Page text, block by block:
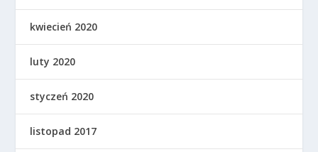
kwiecień 2020
luty 2020
styczeń 2020
listopad 2017